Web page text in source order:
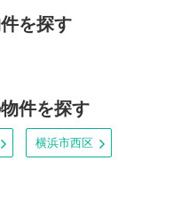
を探す
件を探す
横浜市西区